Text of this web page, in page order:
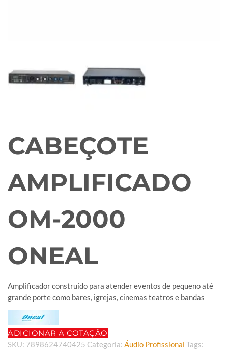
CABEÇOTE
AMPLIFICADO
OM-2000
ONEAL
Amplificador construído para atender eventos de pequeno até
grande porte como bares, igrejas, cinemas teatros e bandas
ADICIONAR A COTAÇÃO
SKU: 7898624740425 Categoria: Áudio Profissional Tags: